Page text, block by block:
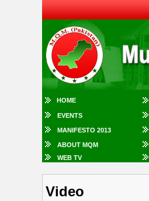
HOME
EVENTS
MANIFESTO 2013
ABOUT MQM
WEB TV
Video